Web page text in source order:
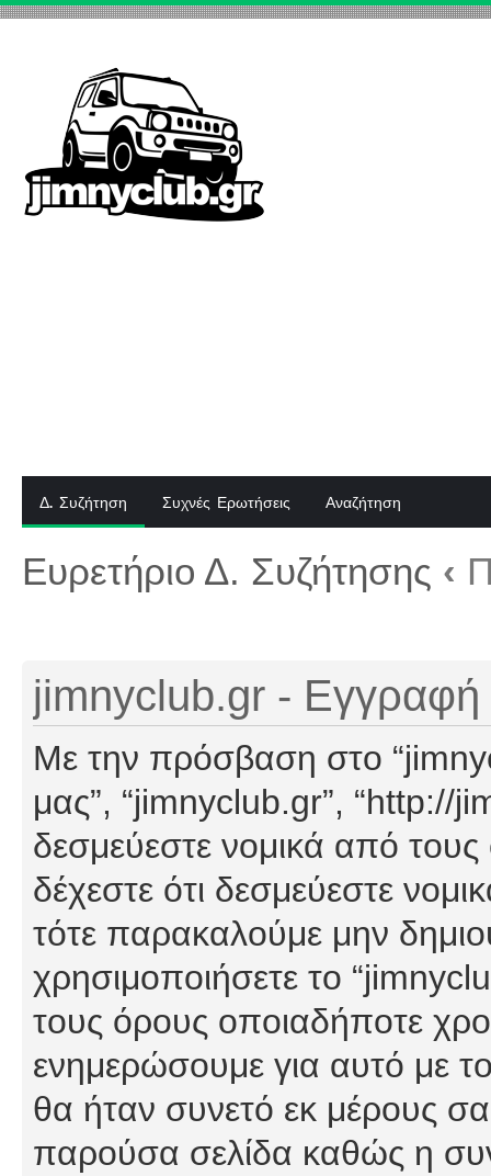
Δ. Συζήτηση Συχνές Ερωτήσεις Αναζήτηση
Ευρετήριο Δ. Συζήτησης ‹
jimnyclub.gr - Εγγραφή
Με την πρόσβαση στο
μας”, “jimnyclub.gr”, “http://
δεσμεύεστε νομικά από
δέχεστε ότι δεσμεύεστε
τότε παρακαλούμε μην
χρησιμοποιήσετε το
τους όρους οποιαδήποτε
ενημερώσουμε για αυτό με
θα ήταν συνετό εκ μέρους
παρούσα σελίδα καθώς η